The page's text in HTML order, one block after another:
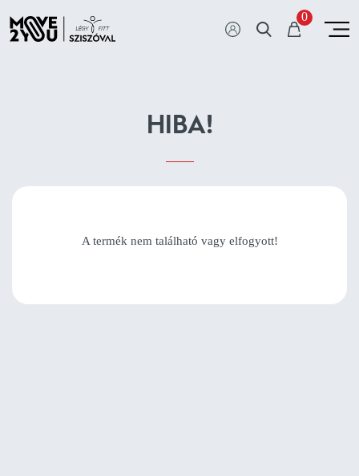
0
HIBA!
A termék nem található vagy elfogyott!